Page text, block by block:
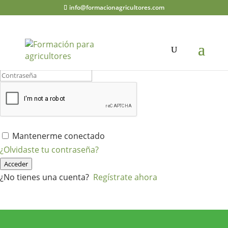
info@formacionagricultores.com
¡Hola, bienvenido de nuevo!
Mantenerme conectado
¿Olvidaste tu contraseña?
Acceder
¿No tienes una cuenta? Regístrate ahora